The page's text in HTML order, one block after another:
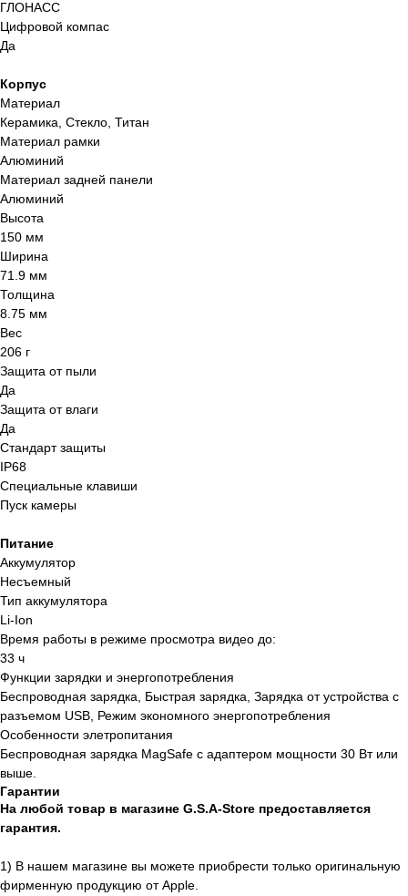
ГЛОНАСС
Цифровой компас
Да
Корпус
Материал
Керамика, Стекло, Титан
Материал рамки
Алюминий
Материал задней панели
Алюминий
Высота
150 мм
Ширина
71.9 мм
Толщина
8.75 мм
Вес
206 г
Защита от пыли
Да
Защита от влаги
Да
Стандарт защиты
IP68
Специальные клавиши
Пуск камеры
Питание
Аккумулятор
Несъемный
Тип аккумулятора
Li-Ion
Время работы в режиме просмотра видео до:
33 ч
Функции зарядки и энергопотребления
Беспроводная зарядка, Быстрая зарядка, Зарядка от устройства с
разъемом USB, Режим экономного энергопотребления
Особенности элетропитания
Беспроводная зарядка MagSafe с адаптером мощности 30 Вт или
выше.
Гарантии
На любой товар в магазине G.S.A-Store предоставляется
гарантия.
1) В нашем магазине вы можете приобрести только оригинальную
фирменную продукцию от Apple.
*Instagram (принадлежит компании Meta,
признанной экстремистской и запрещённой на
территории РФ
Контакты
+7 (927) 160-22-27
Саратовская область, Балашов,
Вс 10:00-18:00
Политика конфиденциальности и обработки
персональных данных
информационной рассылки
ИП Галактионов Александр Сергеевич
ИНН 644005903502
ОГРНИП 324645700025964